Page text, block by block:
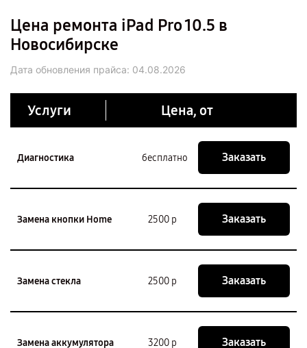
Цена ремонта iPad Pro 10.5 в
Новосибирске
Дата обновления прайса: 04.08.2026
Услуги Цена, от
Диагностика бесплатно Заказать
Замена кнопки Home 2500 р Заказать
Замена стекла 2500 р Заказать
Замена аккумулятора 3200 р Заказать